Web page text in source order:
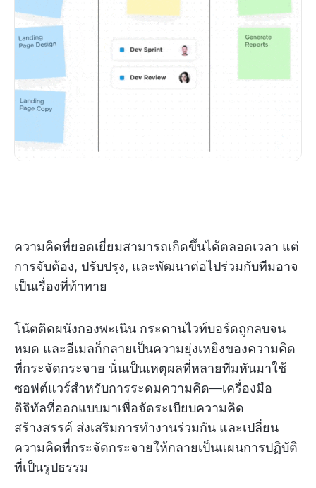
ความคิดที่ยอดเยี่ยมสามารถเกิดขึ้นได้ตลอดเวลา แต่
การจับต้อง, ปรับปรุง, และพัฒนาต่อไปร่วมกับทีมอาจ
เป็นเรื่องที่ท้าทาย
โน้ตติดผนังกองพะเนิน กระดานไวท์บอร์ดถูกลบจน
หมด และอีเมลก็กลายเป็นความยุ่งเหยิงของความคิด
ที่กระจัดกระจาย นั่นเป็นเหตุผลที่หลายทีมหันมาใช้
ซอฟต์แวร์สำหรับการระดมความคิด—เครื่องมือ
ดิจิทัลที่ออกแบบมาเพื่อจัดระเบียบความคิด
สร้างสรรค์ ส่งเสริมการทำงานร่วมกัน และเปลี่ยน
ความคิดที่กระจัดกระจายให้กลายเป็นแผนการปฏิบัติ
ที่เป็นรูปธรรม